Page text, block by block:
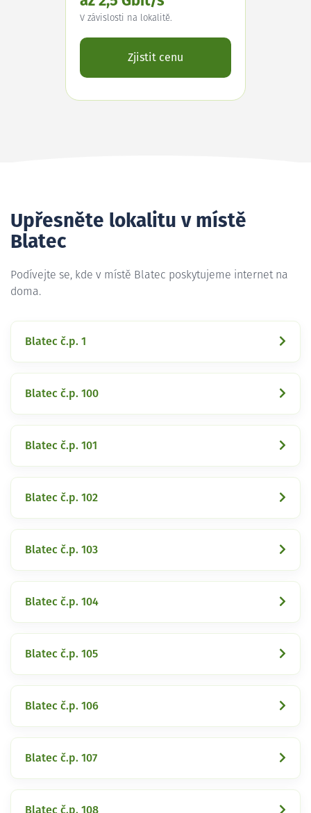
V závislosti na lokalitě.
Zjistit cenu
Upřesněte lokalitu v místě
Blatec
Podívejte se, kde v místě Blatec poskytujeme internet na
doma.
Blatec č.p. 1
Blatec č.p. 100
Blatec č.p. 101
Blatec č.p. 102
Blatec č.p. 103
Blatec č.p. 104
Blatec č.p. 105
Blatec č.p. 106
Blatec č.p. 107
Blatec č.p. 108